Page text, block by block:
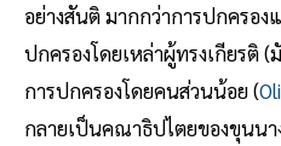
อย่างสันติ มากกว่าการปกครอง
ปกครองโดยเหล่าผู้ทรงเกียรติ
การปกครองโดยคนส่วนน้อย (
กลายเป็นคณาธิปไตยของขุนน